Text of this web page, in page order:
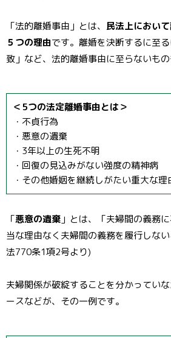
「法的離婚事由」とは、 民法上におい
５つの理由です。離婚を決断するに至
致」など、法的離婚事由に至らないもの
＜5つの法定離婚事由とは＞
・不貞行為
・悪意の遺棄
・3年以上の生死不明
・回復の見込みがない強度の精神病
・その他婚姻を継続しがたい重大な理
「悪意の遺棄 」とは、「夫婦間の義務
当な理由なく夫婦間の義務を履行しな
法770条1項2号より)
夫婦関係が破綻することを分かっていな
ースなどが、その一例です。